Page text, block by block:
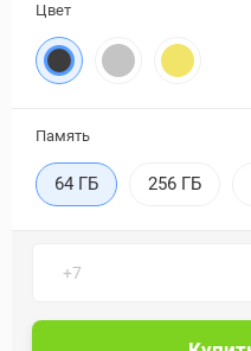
Цвет
Память
64 ГБ 256 ГБ